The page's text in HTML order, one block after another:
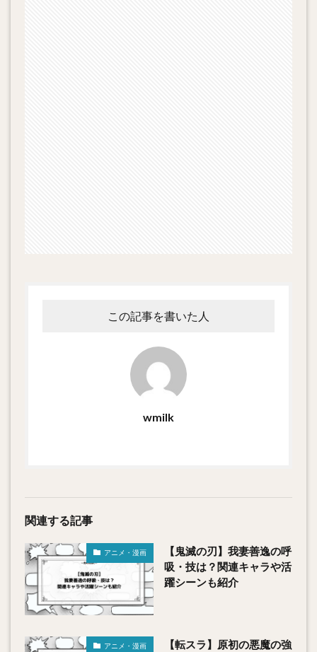
この記事を書いた人
wmilk
関連する記事
アニメ・漫画
【鬼滅の刃】我妻善逸の呼
吸・技は？関連キャラや活
躍シーンも紹介
アニメ・漫画
【転スラ】原初の悪魔の強